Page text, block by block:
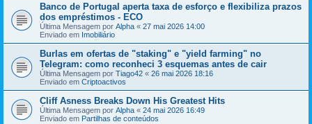
Banco de Portugal aperta taxa de esforço e flexibiliza prazos
dos empréstimos - ECO
Última Mensagem por Alpha « 27 mai 2026 14:00
Enviado em Imobiliário
Burlas em ofertas de "staking" e "yield farming" no
Telegram: como reconheci 3 esquemas antes de cair
Última Mensagem por Tiago42 « 26 mai 2026 18:16
Enviado em Criptoactivos
Cliff Asness Breaks Down His Greatest Hits
Última Mensagem por Alpha « 24 mai 2026 16:49
Enviado em Partilhas de conteúdos